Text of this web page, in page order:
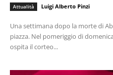
Attualità Luigi Alberto Pinzi
Una settimana dopo la morte di
piazza. Nel pomeriggio di
ospita il corteo...